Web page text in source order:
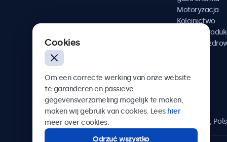
Motoryzacja
Kolejnictwo
Media i
Ochrona
Beetronics
ul. Marszałkowska 126/134, Warszawa, 00-008,
Cookies
Om een correcte werking van onze website
te garanderen en passieve
gegevensverzameling mogelijk te maken,
maken wij gebruik van cookies. Lees hier
meer over cookies.
Odrzuć wszystko